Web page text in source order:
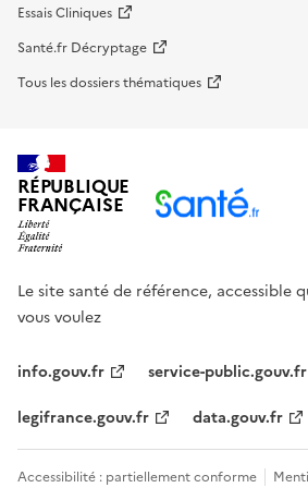
Essais Cliniques
Santé.fr Décryptage
Tous les dossiers thématiques
RÉPUBLIQUE
FRANÇAISE
Le site santé de référence, accessible
vous voulez
info.gouv.fr
service-public.gouv.fr
legifrance.gouv.fr
data.gouv.fr
Accessibilité : partiellement conforme